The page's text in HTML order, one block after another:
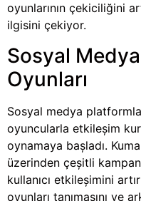
oyunlarının çekiciliğini
ilgisini çekiyor.
Sosyal
Oyunları
Sosyal medya
oyuncularla etkileşim
oynamaya başladı.
üzerinden çeşitli
kullanıcı etkileşimini
oyunları tanımasını ve